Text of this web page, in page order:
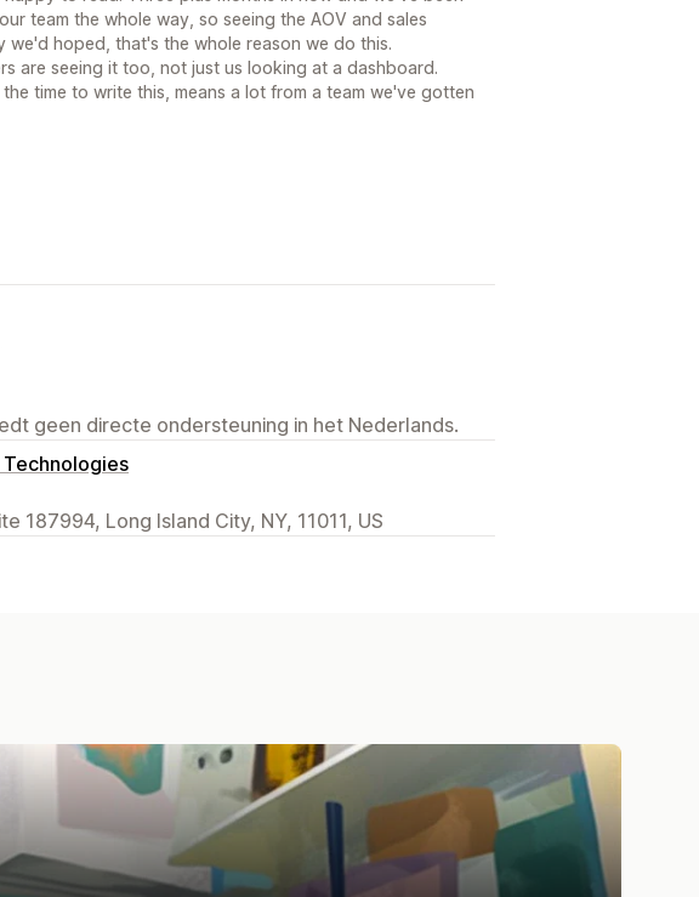
team the whole way, so seeing the AOV and sales
we'd hoped, that's the whole reason we do this.
are seeing it too, not just us looking at a dashboard.
time to write this, means a lot from a team we've gotten
geen directe ondersteuning in het Nederlands.
187994, Long Island City, NY, 11011, US